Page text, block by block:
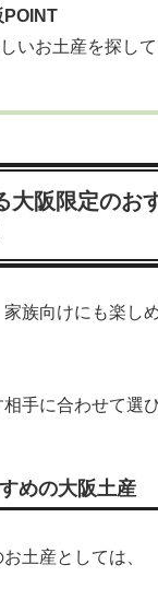
POINT
いお土産を探し
大阪限定のお
族向けにも楽し
手に合わせて選
めの大阪土産
土産としては、